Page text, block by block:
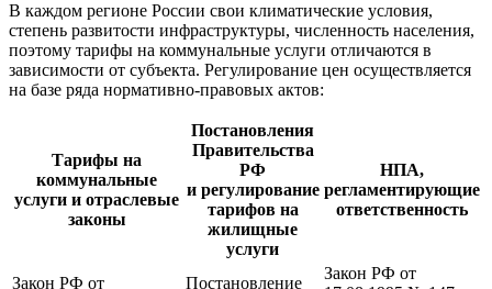
В каждом регионе России свои климатические условия,
степень развитости инфраструктуры, численность населения,
поэтому тарифы на коммунальные услуги отличаются в
зависимости от субъекта. Регулирование цен осуществляется
на базе ряда нормативно-правовых актов:
Тарифы на
коммунальные
услуги и отраслевые
законы
Постановления
Правительства
РФ
и регулирование
тарифов на
жилищные
услуги
НПА,
регламентирующие
ответственность
Закон РФ от
Постановление
Закон РФ от